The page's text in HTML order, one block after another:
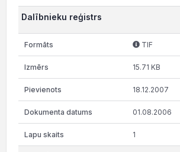
Dalībnieku reģistrs
TIF
15.71 KB
18.12.2007
01.08.2006
1